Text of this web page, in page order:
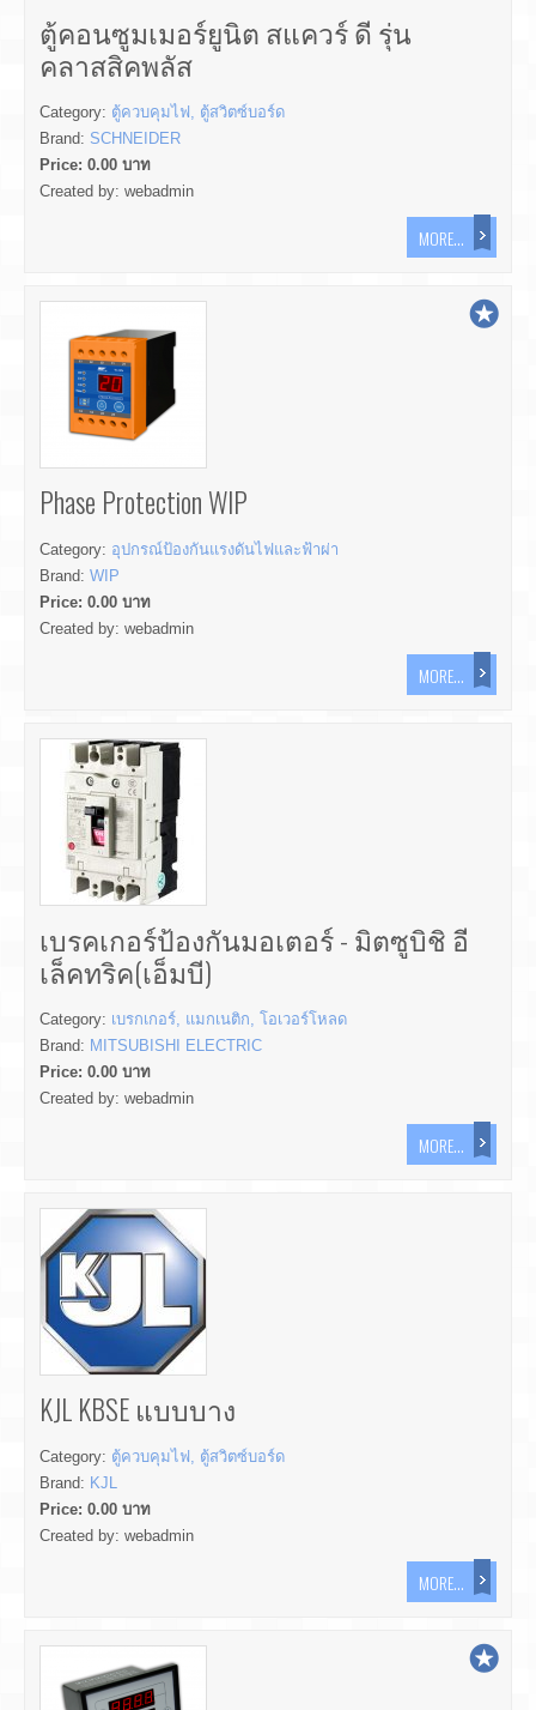
ตู้คอนซูมเมอร์ยูนิต สแควร์ ดี รุ่น
คลาสสิคพลัส
Category: ตู้ควบคุมไฟ, ตู้สวิตซ์บอร์ด
Brand: SCHNEIDER
Price: 0.00 บาท
Created by: webadmin
MORE...
Phase Protection WIP
Category: อุปกรณ์ป้องกันแรงดันไฟและฟ้าผ่า
Brand: WIP
Price: 0.00 บาท
Created by: webadmin
MORE...
เบรคเกอร์ป้องกันมอเตอร์ - มิตซูบิชิ อี
เล็คทริค(เอ็มบี)
Category: เบรกเกอร์, แมกเนติก, โอเวอร์โหลด
Brand: MITSUBISHI ELECTRIC
Price: 0.00 บาท
Created by: webadmin
MORE...
KJL KBSE แบบบาง
Category: ตู้ควบคุมไฟ, ตู้สวิตซ์บอร์ด
Brand: KJL
Price: 0.00 บาท
Created by: webadmin
MORE...